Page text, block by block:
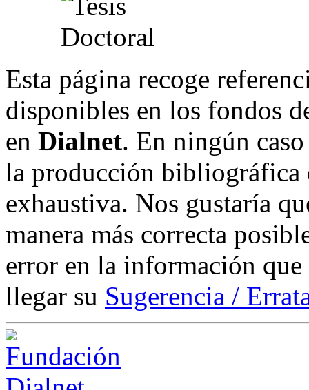
Esta página recoge
disponibles en los fondos
en Dialnet. En ningún
la producción bibliográfica
exhaustiva. Nos gustaría
manera más correcta
error en la información
llegar su Sugerencia /